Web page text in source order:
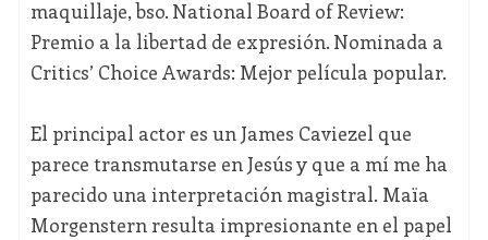
maquillaje, bso. National Board of Review:
Premio a la libertad de expresión. Nominada a
Critics’ Choice Awards: Mejor película popular.
El principal actor es un James Caviezel que
parece transmutarse en Jesús y que a mí me ha
parecido una interpretación magistral. Maïa
Morgenstern resulta impresionante en el papel